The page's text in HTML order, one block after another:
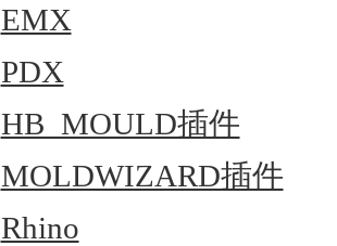
EMX
PDX
HB_MOULD插件
MOLDWIZARD插件
Rhino